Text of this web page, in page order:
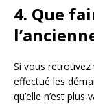
4. Que
Si vous
effectué les
qu’elle n’est